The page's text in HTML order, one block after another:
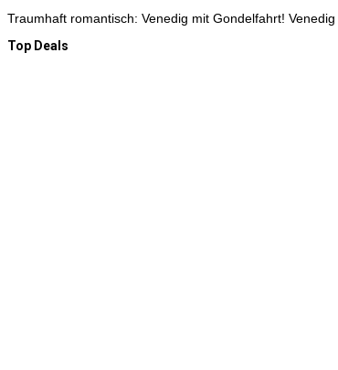
Traumhaft romantisch: Venedig mit Gondelfahrt!
Top Deals